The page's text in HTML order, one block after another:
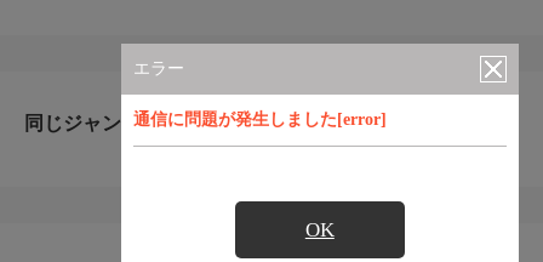
エラー
通信に問題が発生しました[error]
OK
同じジャンルのおすすめ番組